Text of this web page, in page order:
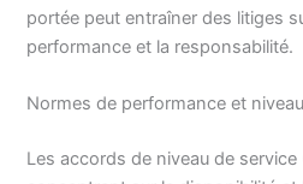
portée peut entraîner des litiges
performance et la responsabilité.
Normes de performance et
Les accords de niveau de